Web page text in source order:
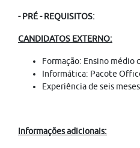
- PRÉ - REQUISITOS:
CANDIDATOS EXTERNO:
Formação: Ensino médio
Informática: Pacote
Experiência de seis meses.
Informações adicionais: